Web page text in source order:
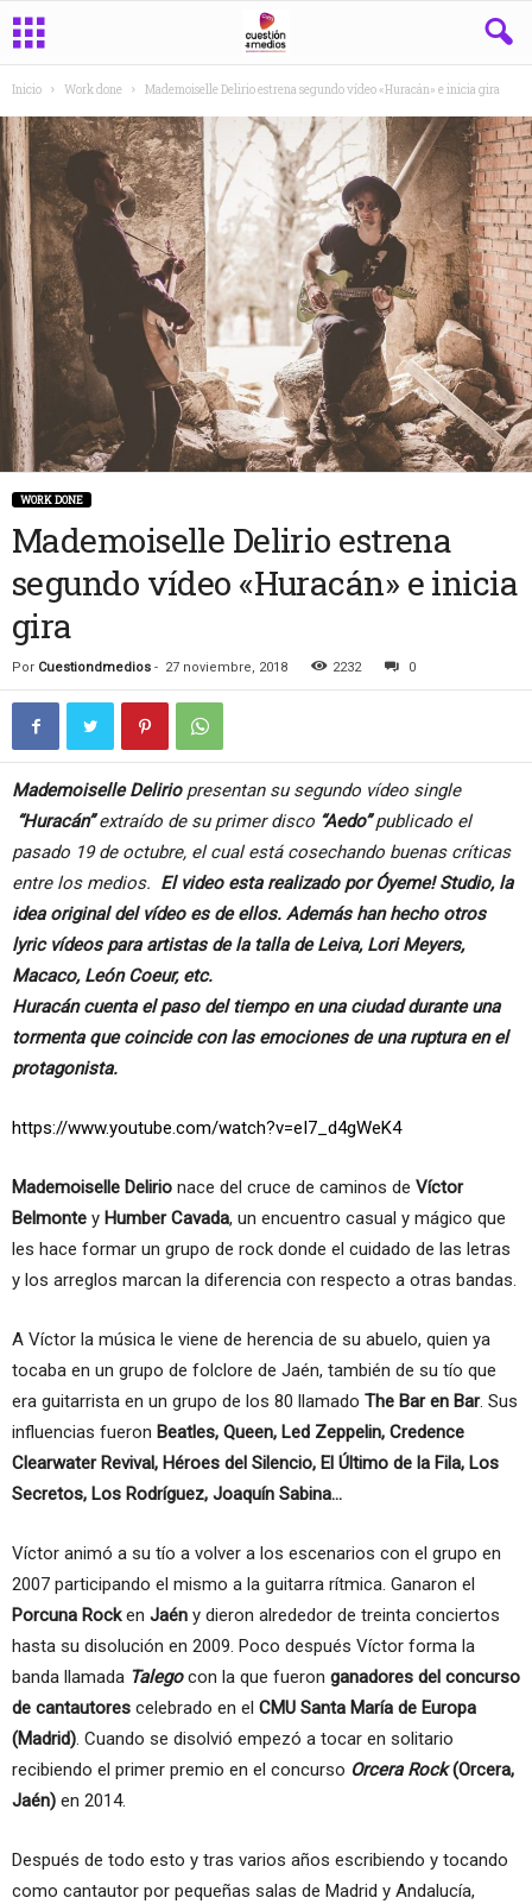
Inicio Work done Mademoiselle Delirio estrena segundo vídeo «Huracán» e inicia gira
WORK DONE
Mademoiselle Delirio estrena
segundo vídeo «Huracán» e inicia
gira
Por Cuestiondmedios - 27 noviembre, 2018 2232 0
Mademoiselle Deliriopresentan su segundo vídeo single
“Huracán”extraído de su primer disco “Aedo”publicado el
pasado 19 de octubre, el cual está cosechando buenas críticas
entre los medios. El video esta realizado porÓyeme! Studio, la
idea original del vídeo es de ellos. Además han hecho otros
lyric vídeos para artistas de la talla deLeiva, Lori Meyers,
Macaco, León Coeur, etc.
Huracáncuenta el paso del tiempo en una ciudad durante una
tormenta que coincide con las emociones de una ruptura en el
protagonista.
https://www.youtube.com/watch?v=eI7_d4gWeK4
Mademoiselle Delirio nace del cruce de caminos de Víctor
Belmonte y Humber Cavada, un encuentro casual y mágico que
les hace formar un grupo de rock donde el cuidado de las letras
y los arreglos marcan la diferencia con respecto a otras bandas.
A Víctor la música le viene de herencia de su abuelo, quien ya
tocaba en un grupo de folclore de Jaén, también de su tío que
era guitarrista en un grupo de los 80 llamado The Bar en Bar. Sus
influencias fueron Beatles, Queen, Led Zeppelin, Credence
Clearwater Revival, Héroes del Silencio, El Último de la Fila, Los
Secretos, Los Rodríguez, Joaquín Sabina…
Víctor animó a su tío a volver a los escenarios con el grupo en
2007 participando el mismo a la guitarra rítmica. Ganaron el
Porcuna Rocken Jaén y dieron alrededor de treinta conciertos
hasta su disolución en 2009. Poco después Víctor forma la
banda llamada Talegocon la que fueron ganadores del concurso
de cantautores celebrado en el CMU Santa María de Europa
(Madrid). Cuando se disolvió empezó a tocar en solitario
recibiendo el primer premio en el concurso Orcera Rock (Orcera,
Jaén) en 2014.
Después de todo esto y tras varios años escribiendo y tocando
como cantautor por pequeñas salas de Madrid y Andalucía,